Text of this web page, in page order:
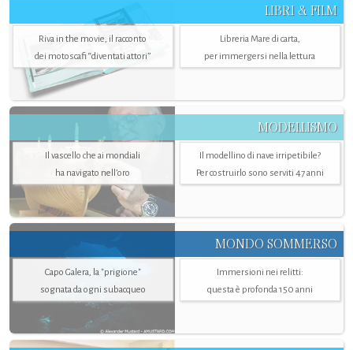
LIBRI & FILM
Riva in the movie, il racconto
dei motoscafi “diventati attori”
Libreria Mare di carta,
per immergersi nella lettura
MODELLISMO
Il vascello che ai mondiali
ha navigato nell’oro
Il modellino di nave irripetibile?
Per costruirlo sono serviti 47 anni
MONDO SOMMERSO
Capo Galera, la "prigione"
sognata da ogni subacqueo
Immersioni nei relitti:
questa è profonda 150 anni